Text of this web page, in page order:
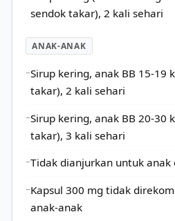
sendok takar), 2 kali sehari
ANAK-ANAK
Sirup kering, anak BB 15-19
takar), 2 kali sehari
Sirup kering, anak BB 20-30
takar), 3 kali sehari
Tidak dianjurkan untuk anak
Kapsul 300 mg tidak
anak-anak